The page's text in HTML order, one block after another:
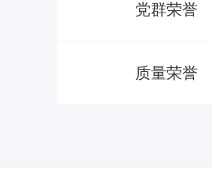
党群荣誉
质量荣誉